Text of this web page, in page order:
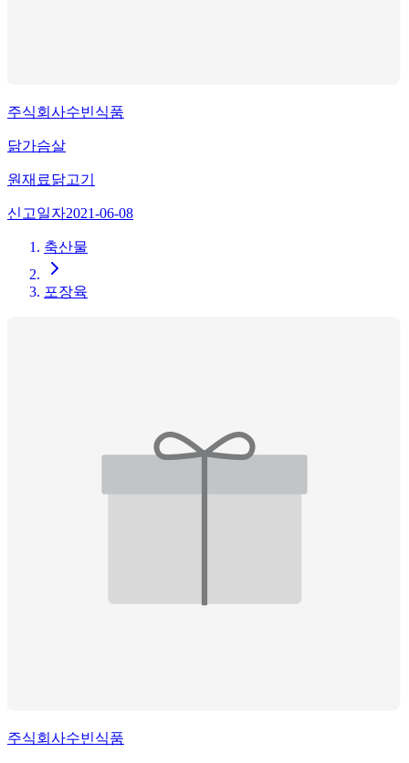
주식회사수빈식품
닭가슴살
원재료닭고기
신고일자2021-06-08
축산물
포장육
주식회사수빈식품